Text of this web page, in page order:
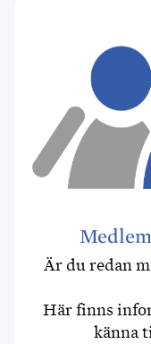
Är du redan
Här finns
känna